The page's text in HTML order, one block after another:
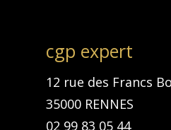
cgp expert
12 rue des Francs
35000 RENNES
02 99 83 05 44